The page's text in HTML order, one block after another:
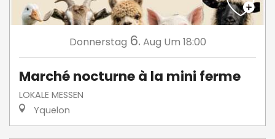
Donnerstag 6. Aug Um 18:00
Marché nocturne à la mini ferme
LOKALE MESSEN
Yquelon